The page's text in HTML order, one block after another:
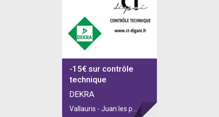
-15€ sur contrôle
technique
DEKRA